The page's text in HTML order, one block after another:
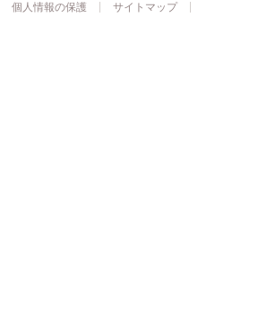
個人情報の保護 サイトマップ